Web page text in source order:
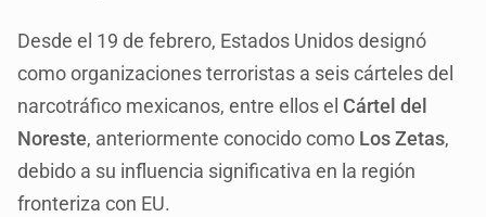
Desde el 19 de febrero, Estados Unidos designó
como organizaciones terroristas a seis cárteles del
narcotráfico mexicanos, entre ellos el Cártel del
Noreste, anteriormente conocido como Los Zetas,
debido a su influencia significativa en la región
fronteriza con EU.